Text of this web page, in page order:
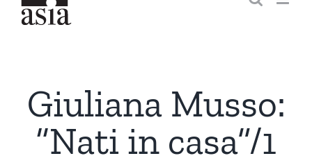
Giuliana Musso:
“Nati in casa”/1